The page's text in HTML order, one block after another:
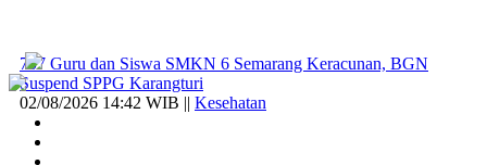
707 Guru dan Siswa SMKN 6 Semarang Keracunan, BGN
Suspend SPPG Karangturi
02/08/2026 14:42 WIB || Kesehatan